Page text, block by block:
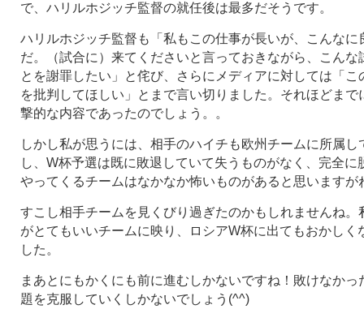
で、ハリルホジッチ監督の就任後は最多だそうです。
ハリルホジッチ監督も「私もこの仕事が長いが、こんなに
だ。（試合に）来てくださいと言っておきながら、こんな
とを謝罪したい」と侘び、さらにメディアに対しては「こ
を批判してほしい」とまで言い切りました。それほどまで
撃的な内容であったのでしょう。。
しかし私が思うには、相手のハイチも欧州チームに所属
し、W杯予選は既に敗退していて失うものがなく、完全に
やってくるチームはなかなか怖いものがあると思いますが
すこし相手チームを見くびり過ぎたのかもしれませんね。
がとてもいいチームに映り、ロシアW杯に出てもおかしく
した。
まあとにもかくにも前に進むしかないですね！敗けなか
題を克服していくしかないでしょう(^^)